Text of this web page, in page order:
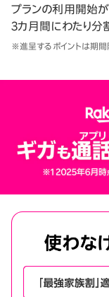
プランの利用開始
3カ月間にわたり分
※進呈するポイントは期間